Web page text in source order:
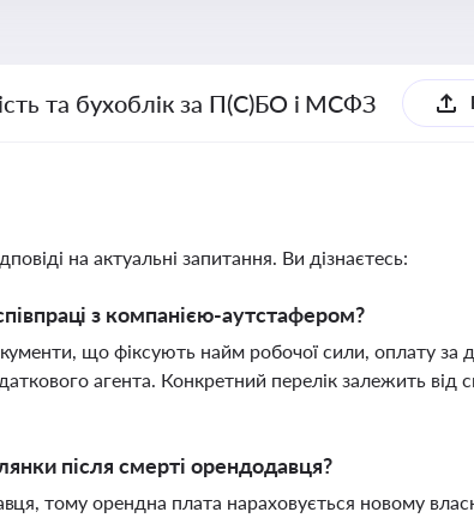
та бухоблік за П(С)БО і МСФЗ
на актуальні запитання. Ви дізнаєтесь:
з компанією-аутстафером?
що фіксують найм робочої сили, оплату за
агента. Конкретний перелік залежить від
після смерті орендодавця?
тому орендна плата нараховується новому